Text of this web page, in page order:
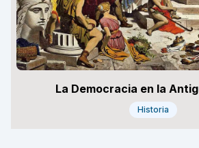
La Democracia en la
Historia